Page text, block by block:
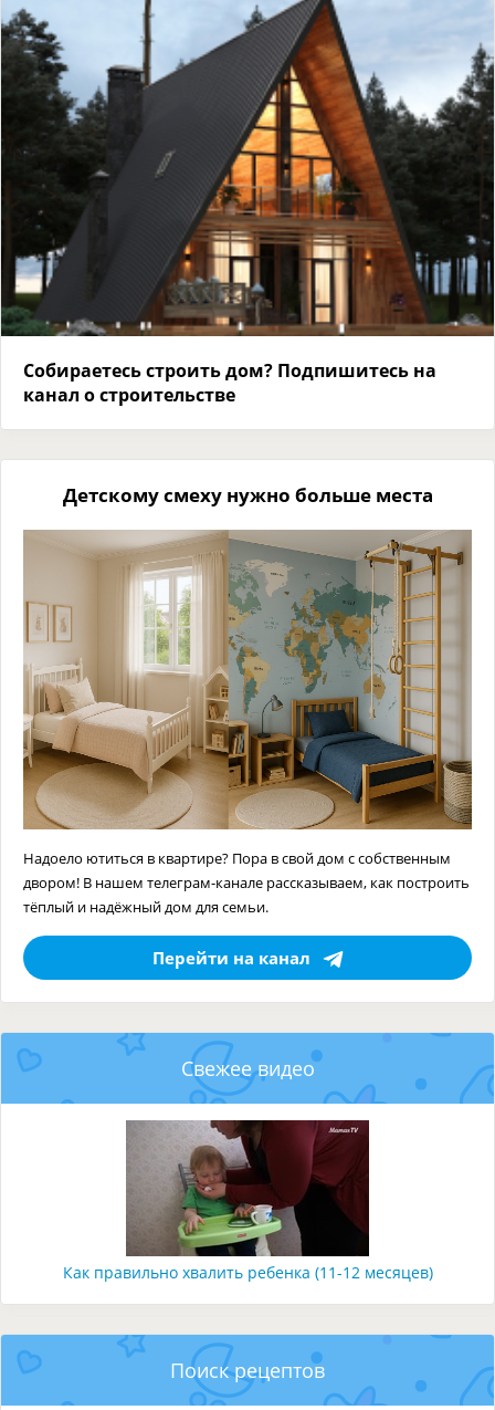
Собираетесь строить дом? Подпишитесь на
канал о строительстве
Детскому смеху нужно больше места
Надоело ютиться в квартире? Пора в свой дом с собственным
двором! В нашем телеграм-канале рассказываем, как построить
тёплый и надёжный дом для семьи.
Перейти на канал
Свежее видео
Как правильно хвалить ребенка (11-12 месяцев)
Поиск рецептов